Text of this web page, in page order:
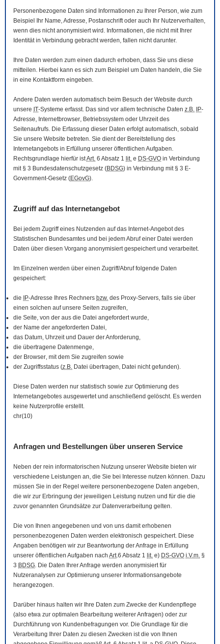
Personenbezogene Daten sind Informationen zu Ihrer Person, wie zum
Beispiel Ihr Name, Adresse, Postanschrift oder auch Ihr Nutzerverhalten,
wenn dies nicht anonymisiert wird. Informationen, die nicht mit Ihrer
Identität in Verbindung gebracht werden, fallen nicht darunter.
Ihre Daten werden zum einen dadurch erhoben, dass Sie uns diese
mitteilen. Hierbei kann es sich zum Beispiel um Daten handeln, die Sie
in eine Kontaktform eingeben.
Andere Daten werden automatisch beim Besuch der Website durch
unsere IT-Systeme erfasst. Das sind vor allem technische Daten z.B. IP-
Adresse, Internetbrowser, Betriebssystem oder Uhrzeit des
Seitenaufrufs. Die Erfassung dieser Daten erfolgt automatisch, sobald
Sie unsere Website betreten. Sie dient der Bereitstellung des
Internetangebots in Erfüllung unserer öffentlichen Aufgaben.
Rechtsgrundlage hierfür istArt. 6 Absatz 1 lit. e DS-GVO in Verbindung
mit § 3 Bundesdatenschutzgesetz (BDSG) in Verbindung mit § 3 E-
Government-Gesetz (EGovG).
Zugriff auf das Internetangebot
Bei jedem Zugriff eines Nutzenden auf das Internet-Angebot des
Statistischen Bundesamtes und bei jedem Abruf einer Datei werden
Daten über diesen Vorgang anonymisiert gespeichert und verarbeitet.
Im Einzelnen werden über einen Zugriff/Abruf folgende Daten
gespeichert:
die IP-Adresse Ihres Rechners bzw. des Proxy-Servers, falls sie über
einen solchen auf unsere Seiten zugreifen,
die Seite, von der aus die Datei angefordert wurde,
der Name der angeforderten Datei,
das Datum, Uhrzeit und Dauer der Anforderung,
die übertragene Datenmenge,
der Browser, mit dem Sie zugreifen sowie
der Zugriffsstatus (z.B. Datei übertragen, Datei nicht gefunden).
Diese Daten werden nur statistisch sowie zur Optimierung des
Internetangebotes ausgewertet und anschließend gelöscht. Es werden
keine Nutzerprofile erstellt.
chr(10)
Anfragen und Bestellungen über unseren Service
Neben der rein informatorischen Nutzung unserer Website bieten wir
verschiedene Leistungen an, die Sie bei Interesse nutzen können. Dazu
müssen Sie in der Regel weitere personenbezogene Daten angeben,
die wir zur Erbringung der jeweiligen Leistung nutzen und für die die
zuvor genannten Grundsätze zur Datenverarbeitung gelten.
Die von Ihnen angegebenen und von uns damit erhobenen
personenbezogenen Daten werden elektronisch gespeichert. Diese
Angaben benötigen wir zur Beantwortung der Anfrage in Erfüllung
unserer öffentlichen Aufgaben nach Art.6 Absatz 1 lit. e) DS-GVO i.V.m. §
3 BDSG. Die Daten Ihrer Anfrage werden anonymisiert für
Nutzeranalysen zur Optimierung unserer Informationsangebote
herangezogen.
Darüber hinaus halten wir Ihre Daten zum Zwecke der Kundenpflege
(also etwa zur optimalen Bearbeitung weiterer Anfragen) oder zur
Durchführung von Kundenbefragungen vor. Die Grundlage für die
Verarbeitung Ihrer Daten zu diesen Zwecken ist die von Ihnen